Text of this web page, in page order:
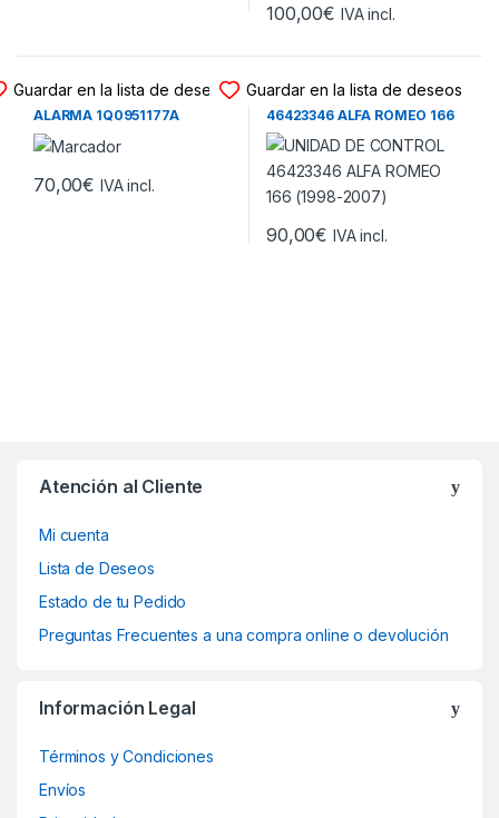
100,00€ IVA incl.
Guardar en la lista de deseos
UNIDAD DE CONTROL DE
ALARMA 1Q0951177A
VOLKSWAGEN EOS (2006-
2014)
70,00€ IVA incl.
Guardar en la lista de deseos
UNIDAD DE CONTROL
46423346 ALFA ROMEO 166
(1998-2007)
90,00€ IVA incl.
Atención al Cliente
Mi cuenta
Lista de Deseos
Estado de tu Pedido
Preguntas Frecuentes a una compra online o devolución
Información Legal
Términos y Condiciones
Envíos